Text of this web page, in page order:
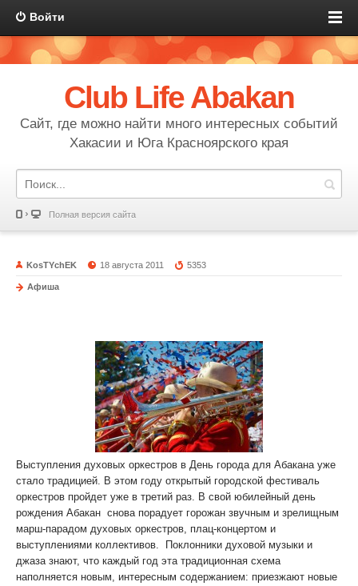
Войти
Club Life Abakan
Сайт, где можно найти много интересных событий
Хакасии и Юга Красноярского края
Полная версия сайта
KosTYchEK 18 августа 2011 5353
Афиша
Выступления духовых оркестров в День города для Абакана уже
стало традицией. В этом году открытый городской фестиваль
оркестров пройдет уже в третий раз. В свой юбилейный день
рождения Абакан снова порадует горожан звучным и зрелищным
марш-парадом духовых оркестров, плац-концертом и
выступлениями коллективов. Поклонники духовой музыки и
джаза знают, что каждый год эта традиционная схема
наполняется новым, интересным содержанием: приезжают новые